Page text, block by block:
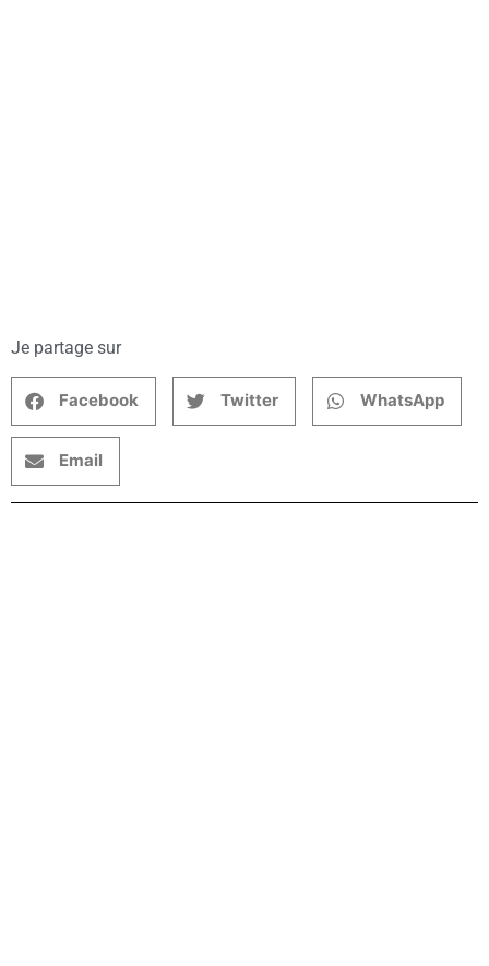
Je partage sur
Facebook Twitter WhatsApp
Email